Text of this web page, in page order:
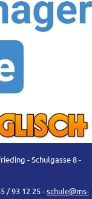
- Schulgasse 8 -
/ 93 12 25 -schule@ms-